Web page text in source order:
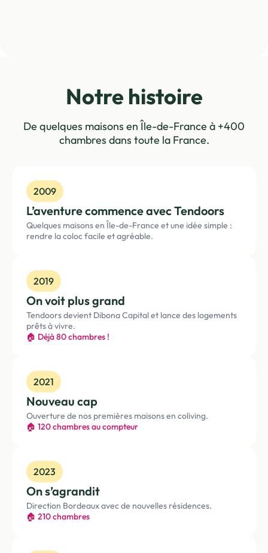
Notre histoire
De quelques maisons en Île-de-France à +400
chambres dans toute la France.
2009
L’aventure commence avec Tendoors
Quelques maisons en Île-de-France et une idée simple :
rendre la coloc facile et agréable.
2019
On voit plus grand
Tendoors devient Dibona Capital et lance des logements
prêts à vivre.
🏠 Déjà 80 chambres !
2021
Nouveau cap
Ouverture de nos premières maisons en coliving.
🏠 120 chambres au compteur
2023
On s’agrandit
Direction Bordeaux avec de nouvelles résidences.
🏠 210 chambres